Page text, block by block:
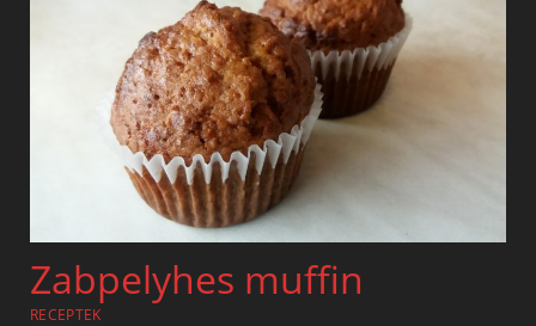
Zabpelyhes muffin
RECEPTEK